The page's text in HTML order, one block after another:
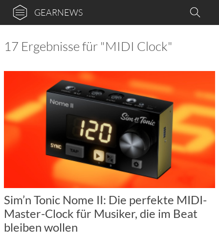
GEARNEWS
17 Ergebnisse für "MIDI Clock"
Sim’n Tonic Nome II: Die perfekte MIDI-
Master-Clock für Musiker, die im Beat
bleiben wollen